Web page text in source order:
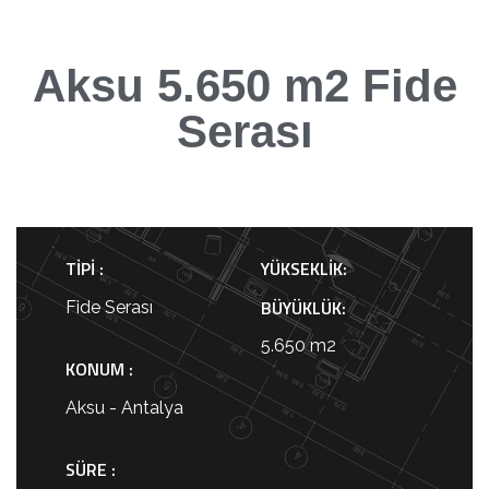
Aksu 5.650 m2 Fide
Serası
TIPI :
Fide Serası
KONUM :
Aksu - Antalya
SÜRE :
YÜKSEKLIK:
BÜYÜKLÜK:
5.650 m2